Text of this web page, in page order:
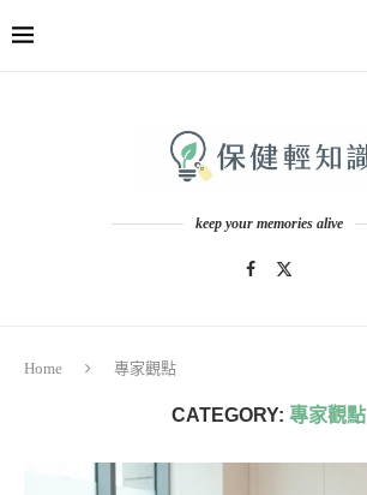
keep your memories alive
Home 專家觀點
CATEGORY: 專家觀點